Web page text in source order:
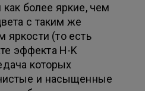
более яркие, чем
с таким же
яркости (то есть
эффекта H-K
которых
и насыщенные